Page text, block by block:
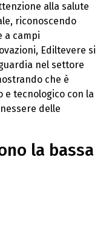
alla salute
riconoscendo
a campi
Ediltevere si
nel settore
che è
e tecnologico con la
delle
la bassa